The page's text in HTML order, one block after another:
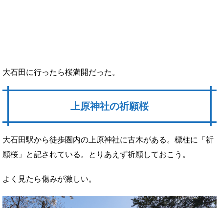
大石田に行ったら桜満開だった。
上原神社の祈願桜
大石田駅から徒歩圏内の上原神社に古木がある。標柱に「祈
願桜」と記されている。とりあえず祈願しておこう。
よく見たら傷みが激しい。